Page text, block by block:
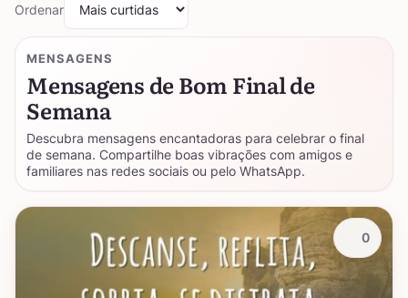
Ordenar
MENSAGENS
Mensagens de Bom Final de
Semana
Descubra mensagens encantadoras para celebrar o final
de semana. Compartilhe boas vibrações com amigos e
familiares nas redes sociais ou pelo WhatsApp.
0